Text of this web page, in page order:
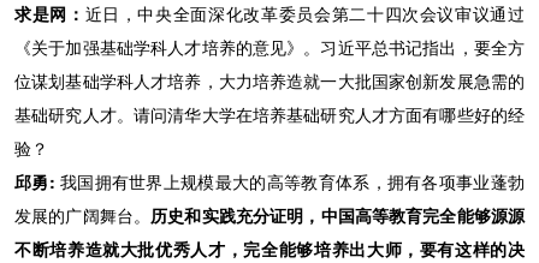
求是网： 近日，中央全面深化改革委员会第二十四次会议审议通过
《关于加强基础学科人才培养的意见》。习近平总书记指出，要全方
位谋划基础学科人才培养，大力培养造就一大批国家创新发展急需的
基础研究人才。请问清华大学在培养基础研究人才方面有哪些好的经
验？
邱勇: 我国拥有世界上规模最大的高等教育体系，拥有各项事业蓬勃
发展的广阔舞台。 历史和实践充分证明，中国高等教育完全能够源源
不断培养造就大批优秀人才，完全能够培养出大师，要有这样的决